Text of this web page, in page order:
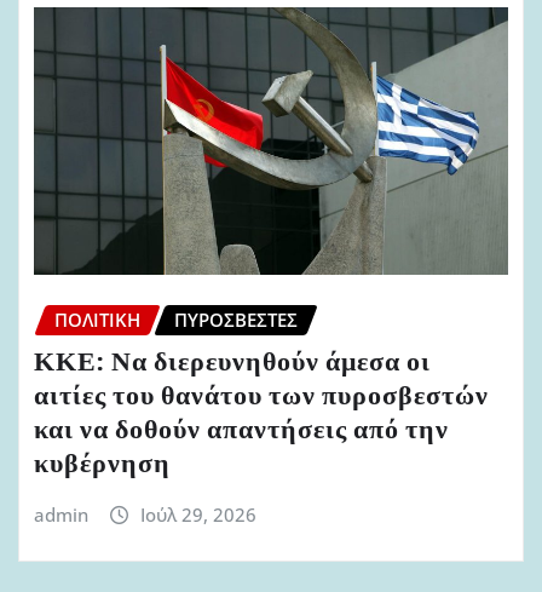
ΠΟΛΙΤΙΚΉ ΠΥΡΟΣΒΈΣΤΕΣ
ΚΚΕ: Να διερευνηθούν άμεσα οι
αιτίες του θανάτου των πυροσβεστών
και να δοθούν απαντήσεις από την
κυβέρνηση
admin Ιούλ 29, 2026